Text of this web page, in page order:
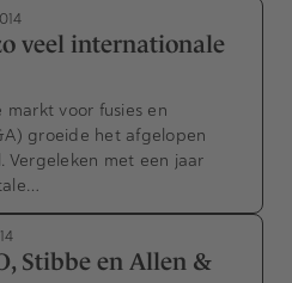
veel internationale
voor fusies en
groeide het afgelopen
Vergeleken met een jaar
Stibbe en Allen &